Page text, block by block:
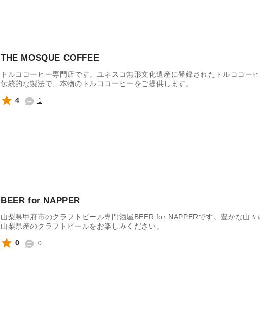
THE MOSQUE COFFEE
トルココーヒー専門店です。ユネスコ無形文化遺産に登録されたトルココー
伝統的な製法で、本物のトルココーヒーをご提供します。
4 1
BEER for NAPPER
山梨県甲府市のクラフトビール専門酒屋BEER for NAPPERです。豊かな山々
山梨県産のクラフトビールをお楽しみください。
0 0